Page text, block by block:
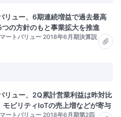
リュー、6期連続増益で過去最高
の方針のもと事業拡大を推進
ートバリュー 2018年6月期決算説
リュー、2Q累計営業利益は昨対比
ビリティIoTの売上増などが寄与
ートバリュー 2018年6月期第2四